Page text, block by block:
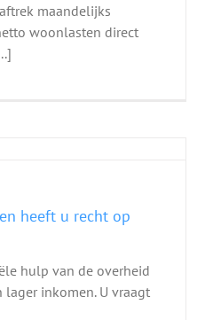
maandelijks
woonlasten direct
heeft u recht op
hulp van de overheid
inkomen. U vraagt